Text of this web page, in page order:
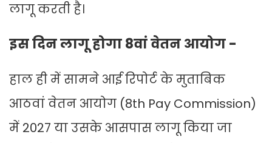
लागू करती है।
इस दिन लागू होगा 8वां वेतन आयोग -
हाल ही में सामने आई रिपोर्ट के मुताबिक
आठवां वेतन आयोग (8th Pay Commission)
में 2027 या उसके आसपास लागू किया जा